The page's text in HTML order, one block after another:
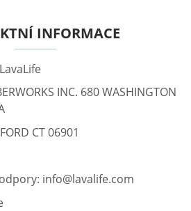
INFORMACE
INC. 680 WASHINGTON
CT 06901
info@lavalife.com